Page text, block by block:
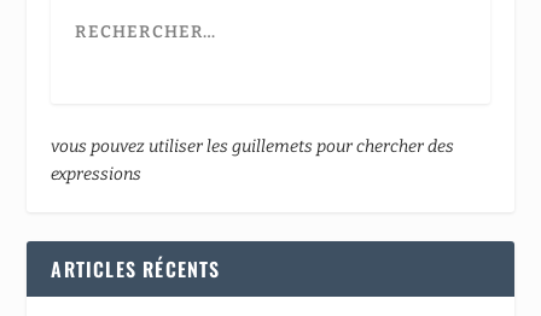
vous pouvez utiliser les guillemets pour chercher des
expressions
ARTICLES RÉCENTS